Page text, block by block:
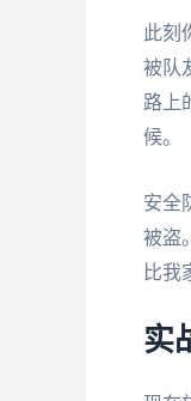
此刻
被队
路上
候。
安全
被盗
比我
实